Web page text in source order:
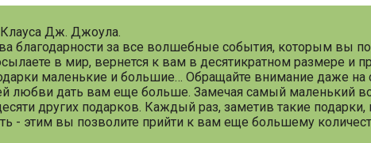
Дж. Джоула.
благодарности за все волшебные события, которым вы
в мир, вернется к вам в десятикратном размере и
маленькие и большие… Обращайте внимание даже на
любви дать вам еще больше. Замечая самый маленький
других подарков. Каждый раз, заметив такие подарки,
- этим вы позволите прийти к вам еще большему